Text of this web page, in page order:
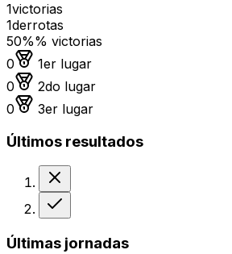
1victorias
1derrotas
50%% victorias
0
Medalla de oro
1er lugar
0
Medalla de plata
2do lugar
0
Medalla de bronce
3er lugar
Últimos resultados
Últimas jornadas